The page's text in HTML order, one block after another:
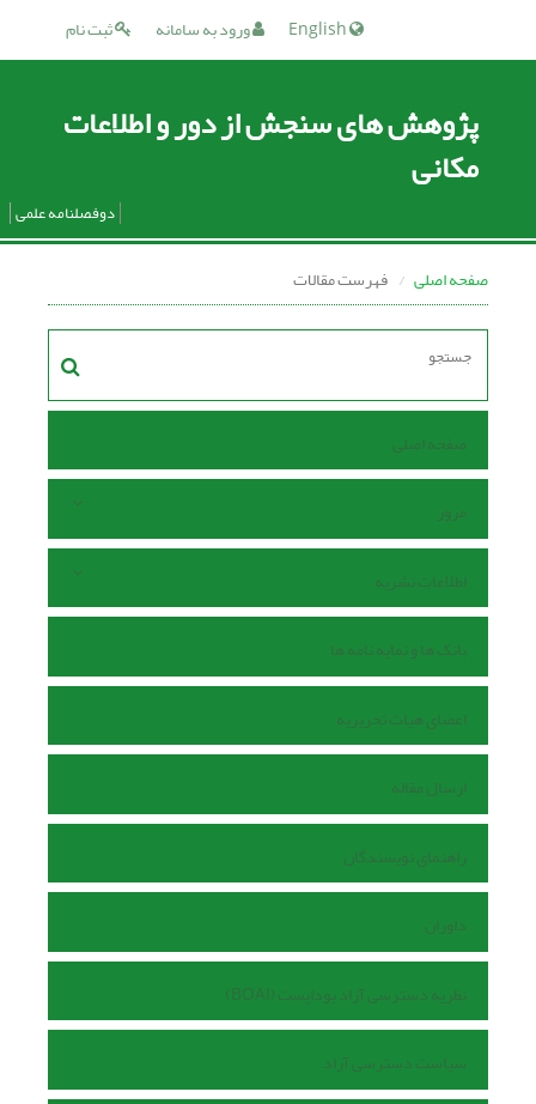
ثبت نام ورود به سامانه
پژوهش های سنجش از دور و اطلاعات
مکانی
دوفصلنامه علمی
صفحه اصلی فهرست مقالات
صفحه اصلی
مرور
اطلاعات نشریه
بانک ها و نمایه نامه ها
اعضای هیات تحریریه
ارسال مقاله
راهنمای نویسندگان
داوران
نظریه دسترسی آزاد بوداپست (BOAI)
سیاست دسترسی آزاد